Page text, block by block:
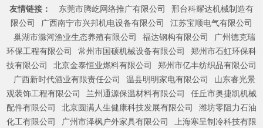
友情链接：
东莞市腾屹网络推广有限公司
邢台科耀达机械制造有
限公司
广西南宁市兴邦机电设备有限公司
江苏宝顺电气有限公司
巢湖市滁河渔业生态养殖有限公司
福达钢构有限公司
广州德克瑞
环保工程有限公司
常州市国硕机械设备有限公司
郑州市石虹环保科
技有限公司
北京金泰恒业燃料有限公司
郑州市亿丰纺织品有限公司
广西新时代酒业有限责任公司
温县明明家电有限公司
山东睿光景
观装饰工程有限公司
兰州通源保温材料有限公司
任丘市奥捷凯机械
配件有限公司
北京圆满人生健康科技发展有限公司
潍坊零阻力石油
化工有限公司
广州市泽枫户外家具有限公司 上海寒呈制冷科技有限